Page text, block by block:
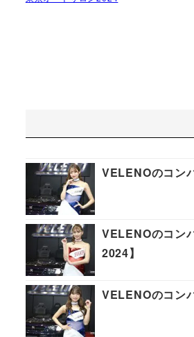
VELENOのコン
VELENOのコン
2024】
VELENOのコン